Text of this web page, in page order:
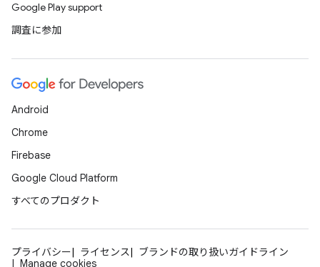
Google Play support
調査に参加
Android
Chrome
Firebase
Google Cloud Platform
すべてのプロダクト
プライバシー ライセンス
ブランドの取り扱いガイドライン
Manage cookies